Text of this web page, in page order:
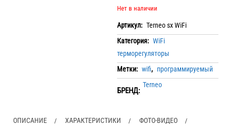
Нет в наличии
Артикул: Terneo sx WiFi
Категория: WiFi
терморегуляторы
Метки: wifi, программируемый
БРЕНД:
Terneo
ОПИСАНИЕ ХАРАКТЕРИСТИКИ ФОТО-ВИДЕО